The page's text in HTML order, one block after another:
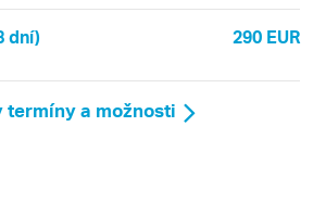
dní) 290 EUR
termíny a možnosti